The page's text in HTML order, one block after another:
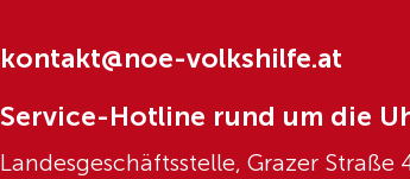
kontakt@noe-volkshilfe.at
Service-Hotline rund um die
Landesgeschäftsstelle, Grazer